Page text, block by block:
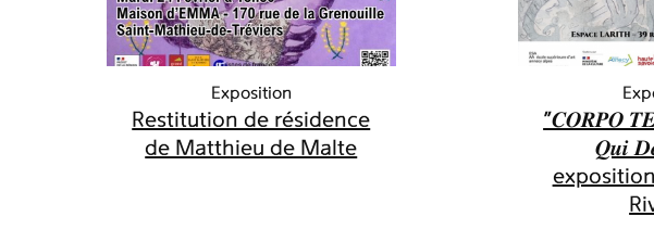
Exposition
Restitution de résidence
de Matthieu de Malte
"𝑪𝑶𝑹𝑷𝑶
𝑸𝒖𝒊